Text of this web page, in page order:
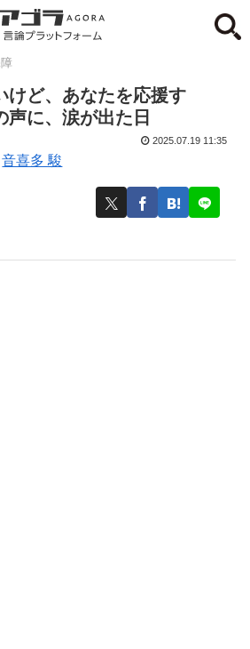
けど、あなたを応援す
声に、涙が出た日
音喜多 駿
2025.07.19 11:35